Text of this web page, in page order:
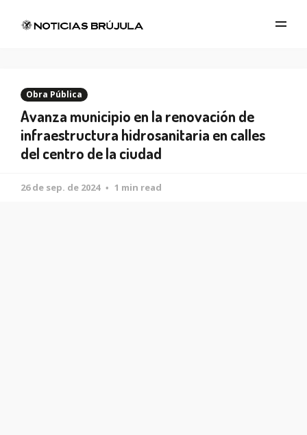
Obra Pública
Avanza municipio en la renovación de
infraestructura hidrosanitaria en calles
del centro de la ciudad
26 de sep. de 2024 1 min read